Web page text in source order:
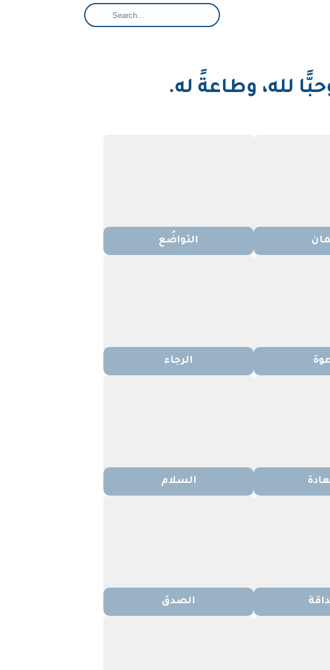
لله، وطاعةً له.
التواضُع
الرجاء
السلام
الصدق